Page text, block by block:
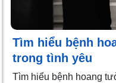
Tìm hiểu bệnh
trong tình yêu
Tìm hiểu bệnh hoang